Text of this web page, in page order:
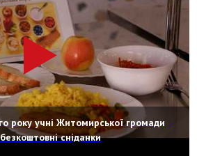
року учні Житомирської громади
сніданки